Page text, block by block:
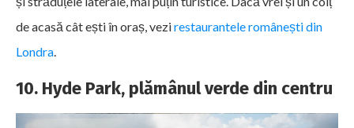
de acasă cât ești în oraș, vezirestaurantele românești din
Londra.
10. Hyde Park, plămânul verde din centru